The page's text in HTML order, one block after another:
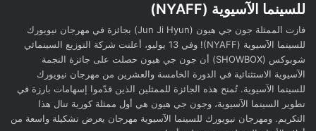
للسينما الآسيوية (NYAFF)
فازت الممثلة جون جي هيون (Jun Ji Hyun) بجائزة في مهرجان نيويورك
للسينما الآسيوية (NYAFF)! وفي 13 يوليو، أعلنت شركة التوزيع السينمائي
شوبوكس (SHOWBOX) أن جون جي هيون حصلت على جائزة النجمة
الآسيوية الاستثنائية في الدورة الخامسة والعشرين من مهرجان نيويورك
للسينما الآسيوية. تُمنح هذه الجائزة للممثلين الذين قدّموا إسهامات بارزة في
تطوير السينما الآسيوية، وجون جي هيون هي أول ممثلة كورية تنال هذا
التكريم. ومهرجان نيويورك للسينما الآسيوية مهرجان يعرض تشكيلة واسعة من